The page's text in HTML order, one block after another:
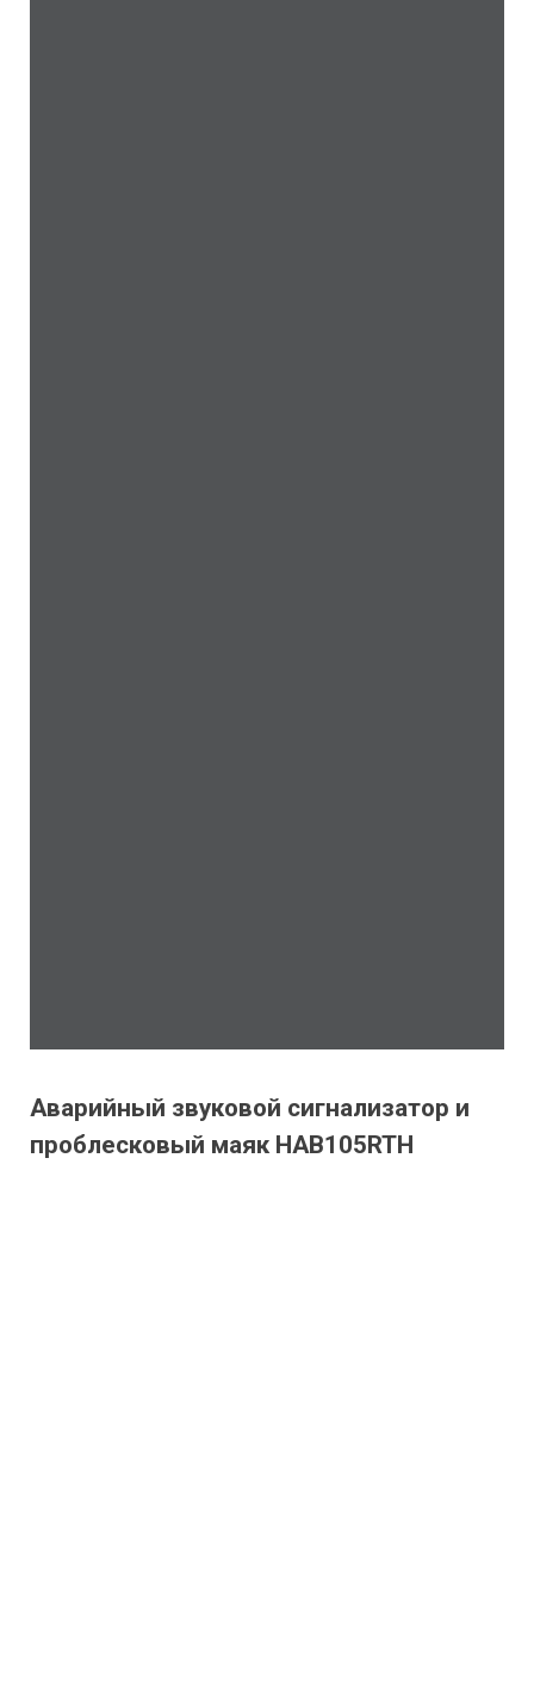
Аварийный звуковой сигнализатор и
проблесковый маяк HAB105RTH